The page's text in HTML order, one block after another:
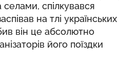
спілкувався
на тлі українських
він це абсолютно
його поїздки